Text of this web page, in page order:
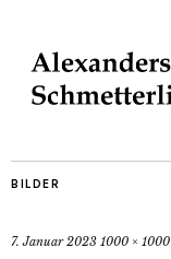
BILDER
7. Januar 2023 1000 × 1000